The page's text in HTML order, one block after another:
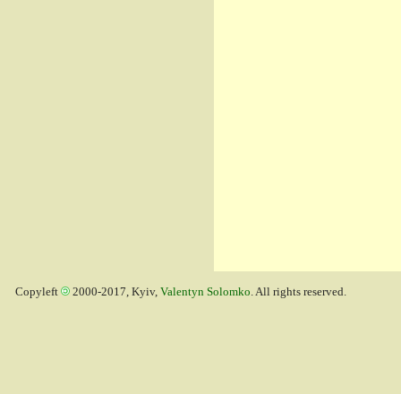
Copyleft 2000-2017, Kyiv, Valentyn Solomko. All rights reserved.